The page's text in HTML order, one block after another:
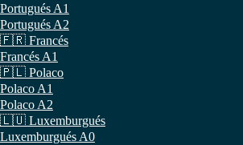
Portugués A1
Portugués A2
🇫🇷 Francés
Francés A1
🇵🇱 Polaco
Polaco A1
Polaco A2
🇱🇺 Luxemburgués
Luxemburgués A0